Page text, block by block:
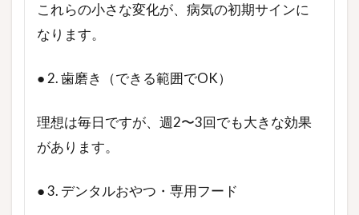
これらの小さな変化が、病気の初期サインに
なります。
● 2. 歯磨き（できる範囲でOK）
理想は毎日ですが、週2〜3回でも大きな効果
があります。
● 3. デンタルおやつ・専用フード